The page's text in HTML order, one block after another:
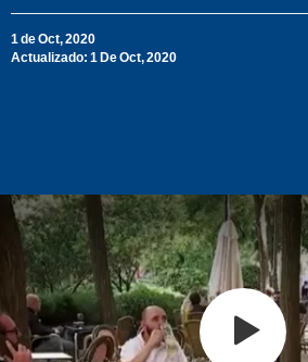
1 de Oct, 2020
Actualizado: 1 De Oct, 2020